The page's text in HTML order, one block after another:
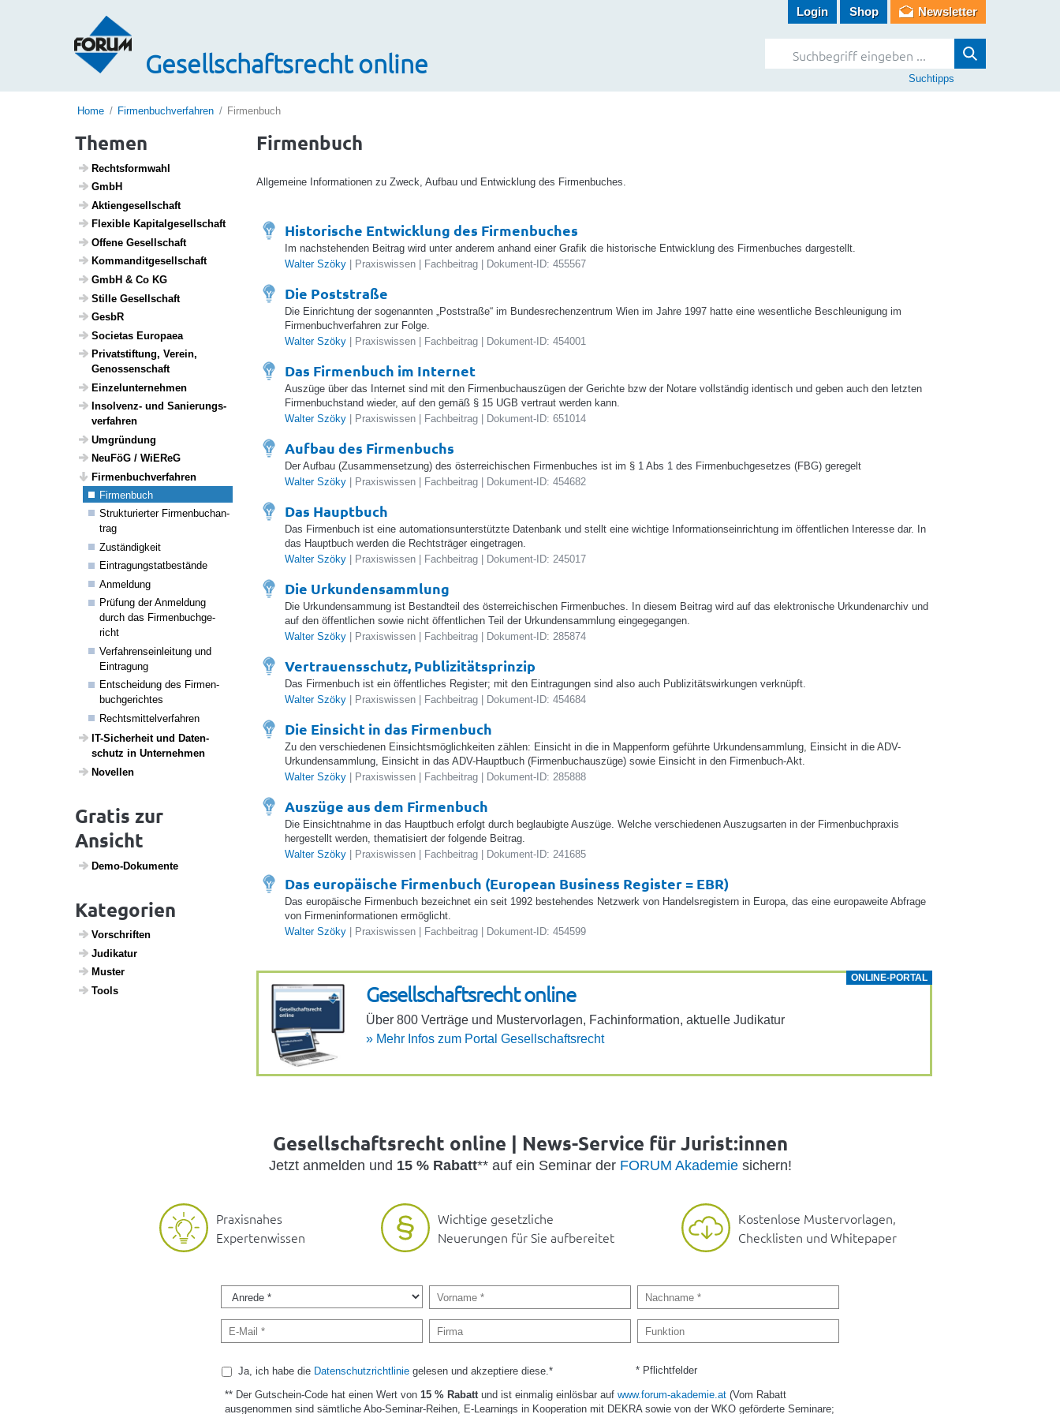
Gesellschaftsrecht online
Login Shop Newsletter
Suchtipps
Home Firmenbuchverfahren Firmenbuch
Themen
Rechts­form­wahl
GmbH
Akti­en­ge­sell­schaft
Flexible Kapi­tal­ge­sell­schaft
Offene Gesell­schaft
Komman­dit­ge­sell­schaft
GmbH & Co KG
Stille Gesell­schaft
GesbR
Soci­etas Euro­paea
Privat­stif­tung, Verein,
Genos­sen­schaft
Einzel­un­ter­nehmen
Insol­venz- und Sanie­rungs­
ver­fahren
Umgrün­dung
NeuFöG / WiEReG
Firmen­buch­ver­fahren
Firmen­buch
Struk­tu­rierter Firmen­buchan­
trag
Zustän­dig­keit
Eintra­gungs­tat­be­stände
Anmel­dung
Prüfung der Anmel­dung
durch das Firmen­buch­ge­
richt
Verfah­rens­ein­lei­tung und
Eintra­gung
Entschei­dung des Firmen­
buch­ge­richtes
Rechts­mit­tel­ver­fahren
IT-Sicher­heit und Daten­
schutz in Unter­nehmen
Novellen
Gratis zur
Ansicht
Demo-Doku­mente
Kategorien
Vorschriften
Judi­katur
Muster
Tools
Firmenbuch
Allgemeine Informationen zu Zweck, Aufbau und Entwicklung des Firmenbuches.
Historische Entwicklung des Firmenbuches
Im nachstehenden Beitrag wird unter anderem anhand einer Grafik die historische Entwicklung des Firmenbuches dargestellt.
Walter Szöky | Praxiswissen | Fachbeitrag | Dokument-ID: 455567
Die Poststraße
Die Einrichtung der sogenannten „Poststraße“ im Bundesrechenzentrum Wien im Jahre 1997 hatte eine wesentliche Beschleunigung im
Firmenbuchverfahren zur Folge.
Walter Szöky | Praxiswissen | Fachbeitrag | Dokument-ID: 454001
Das Firmenbuch im Internet
Auszüge über das Internet sind mit den Firmenbuchauszügen der Gerichte bzw der Notare vollständig identisch und geben auch den letzten
Firmenbuchstand wieder, auf den gemäß § 15 UGB vertraut werden kann.
Walter Szöky | Praxiswissen | Fachbeitrag | Dokument-ID: 651014
Aufbau des Firmenbuchs
Der Aufbau (Zusammensetzung) des österreichischen Firmenbuches ist im § 1 Abs 1 des Firmenbuchgesetzes (FBG) geregelt
Walter Szöky | Praxiswissen | Fachbeitrag | Dokument-ID: 454682
Das Hauptbuch
Das Firmenbuch ist eine automationsunterstützte Datenbank und stellt eine wichtige Informationseinrichtung im öffentlichen Interesse dar. In
das Hauptbuch werden die Rechtsträger eingetragen.
Walter Szöky | Praxiswissen | Fachbeitrag | Dokument-ID: 245017
Die Urkundensammlung
Die Urkundensammung ist Bestandteil des österreichischen Firmenbuches. In diesem Beitrag wird auf das elektronische Urkundenarchiv und
auf den öffentlichen sowie nicht öffentlichen Teil der Urkundensammlung eingegegangen.
Walter Szöky | Praxiswissen | Fachbeitrag | Dokument-ID: 285874
Vertrauensschutz, Publizitätsprinzip
Das Firmenbuch ist ein öffentliches Register; mit den Eintragungen sind also auch Publizitätswirkungen verknüpft.
Walter Szöky | Praxiswissen | Fachbeitrag | Dokument-ID: 454684
Die Einsicht in das Firmenbuch
Zu den verschiedenen Einsichtsmöglichkeiten zählen: Einsicht in die in Mappenform geführte Urkundensammlung, Einsicht in die ADV-
Urkundensammlung, Einsicht in das ADV-Hauptbuch (Firmenbuchauszüge) sowie Einsicht in den Firmenbuch-Akt.
Walter Szöky | Praxiswissen | Fachbeitrag | Dokument-ID: 285888
Auszüge aus dem Firmenbuch
Die Einsichtnahme in das Hauptbuch erfolgt durch beglaubigte Auszüge. Welche verschiedenen Auszugsarten in der Firmenbuchpraxis
hergestellt werden, thematisiert der folgende Beitrag.
Walter Szöky | Praxiswissen | Fachbeitrag | Dokument-ID: 241685
Das europäische Firmenbuch (European Business Register = EBR)
Das europäische Firmenbuch bezeichnet ein seit 1992 bestehendes Netzwerk von Handelsregistern in Europa, das eine europaweite Abfrage
von Firmeninformationen ermöglicht.
Walter Szöky | Praxiswissen | Fachbeitrag | Dokument-ID: 454599
ONLINE-PORTAL
Gesell­schafts­recht online
Über 800 Verträge und Muster­vor­lagen, Fach­in­for­ma­tion, aktu­elle Judi­katur
» Mehr Infos zum Portal Gesell­schafts­recht
Gesellschaftsrecht online | News-Service für Jurist:innen
Jetzt anmelden und 15 % Rabatt** auf ein Seminar der FORUM Akademiesichern!
Praxisnahes
Expertenwissen
Wichtige gesetzliche
Neuerungen für Sie aufbereitet
Kostenlose Mustervorlagen,
Checklisten und Whitepaper
Ja, ich habe die Datenschutzrichtliniegelesen und akzeptiere diese.* * Pflichtfelder
** Der Gutschein-Code hat einen Wert von15 % Rabattund ist einmalig einlösbar aufwww.forum-akademie.at (Vom Rabatt
ausgenommen sind sämtliche Abo-Seminar-Reihen, E-Learnings in Kooperation mit DEKRA sowie von der WKO geförderte Seminare;